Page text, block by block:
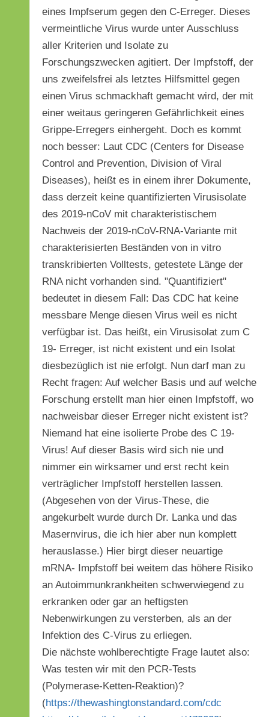
eines Impfserum gegen den C-Erreger. Dieses
vermeintliche Virus wurde unter Ausschluss
aller Kriterien und Isolate zu
Forschungszwecken agitiert. Der Impfstoff, der
uns zweifelsfrei als letztes Hilfsmittel gegen
einen Virus schmackhaft gemacht wird, der mit
einer weitaus geringeren Gefährlichkeit eines
Grippe-Erregers einhergeht. Doch es kommt
noch besser: Laut CDC (Centers for Disease
Control and Prevention, Division of Viral
Diseases), heißt es in einem ihrer Dokumente,
dass derzeit keine quantifizierten Virusisolate
des 2019-nCoV mit charakteristischem
Nachweis der 2019-nCoV-RNA-Variante mit
charakterisierten Beständen von in vitro
transkribierten Volltests, getestete Länge der
RNA nicht vorhanden sind. "Quantifiziert"
bedeutet in diesem Fall: Das CDC hat keine
messbare Menge diesen Virus weil es nicht
verfügbar ist. Das heißt, ein Virusisolat zum C
19- Erreger, ist nicht existent und ein Isolat
diesbezüglich ist nie erfolgt. Nun darf man zu
Recht fragen: Auf welcher Basis und auf welche
Forschung erstellt man hier einen Impfstoff, wo
nachweisbar dieser Erreger nicht existent ist?
Niemand hat eine isolierte Probe des C 19-
Virus! Auf dieser Basis wird sich nie und
nimmer ein wirksamer und erst recht kein
verträglicher Impfstoff herstellen lassen.
(Abgesehen von der Virus-These, die
angekurbelt wurde durch Dr. Lanka und das
Masernvirus, die ich hier aber nun komplett
herauslasse.) Hier birgt dieser neuartige
mRNA- Impfstoff bei weitem das höhere Risiko
an Autoimmunkrankheiten schwerwiegend zu
erkranken oder gar an heftigsten
Nebenwirkungen zu versterben, als an der
Infektion des C-Virus zu erliegen.
Die nächste wohlberechtigte Frage lautet also:
Was testen wir mit den PCR-Tests
(Polymerase-Ketten-Reaktion)?
(https://thewashingtonstandard.com/cdc